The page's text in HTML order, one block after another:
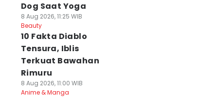
Dog Saat Yoga
8 Aug 2026, 11:25 WIB
Beauty
10 Fakta Diablo
Tensura, Iblis
Terkuat Bawahan
Rimuru
8 Aug 2026, 11:00 WIB
Anime & Manga